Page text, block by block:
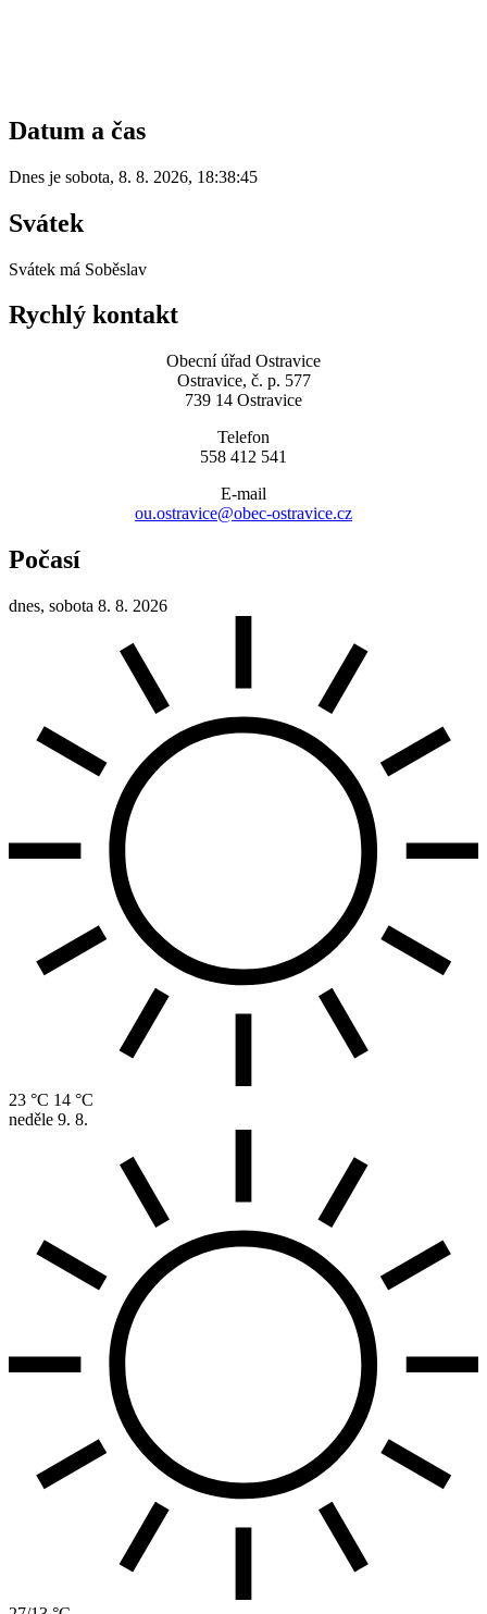
Datum a čas
Dnes je sobota, 8. 8. 2026, 18:38:45
Svátek
Svátek má Soběslav
Rychlý kontakt
Obecní úřad Ostravice
Ostravice, č. p. 577
739 14 Ostravice
Telefon
558 412 541
E-mail
ou.ostravice@obec-ostravice.cz
Počasí
dnes, sobota 8. 8. 2026
23 °C 14 °C
neděle 9. 8.